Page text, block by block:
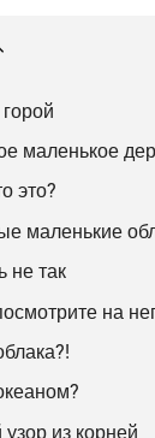
маленькое
это?
маленькие
не так
на
из корней